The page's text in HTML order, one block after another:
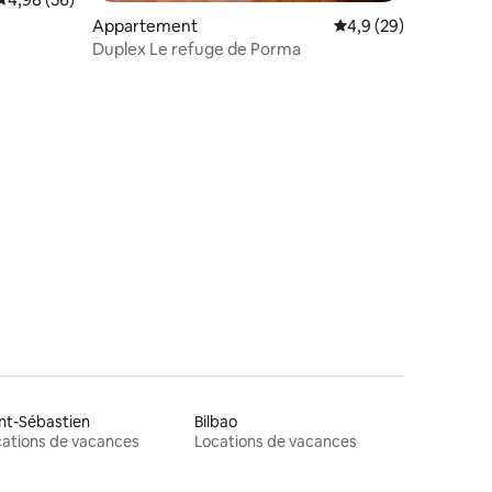
: 4,75 sur 5
Appartement Évaluation moyenne
4,9 (29)
Duplex Le refuge de Porma
Sébastien
de vacances
Bilbao
Locations de vacances